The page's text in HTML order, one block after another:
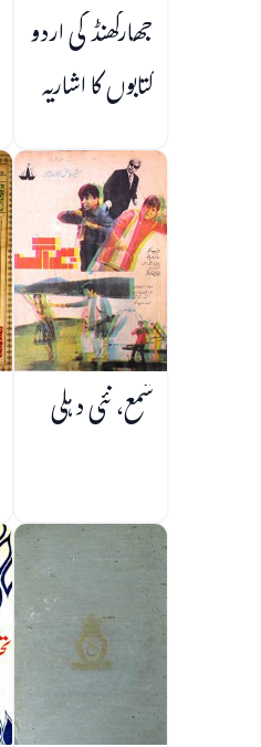
جھارکھنڈ کی اردو
کتابوں کا اشاریہ
شمع، نئی دہلی